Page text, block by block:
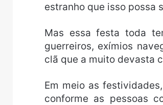
estranho que isso possa
Mas essa festa toda
guerreiros, exímios
clã que a muito devasta
Em meio as
conforme as pessoas